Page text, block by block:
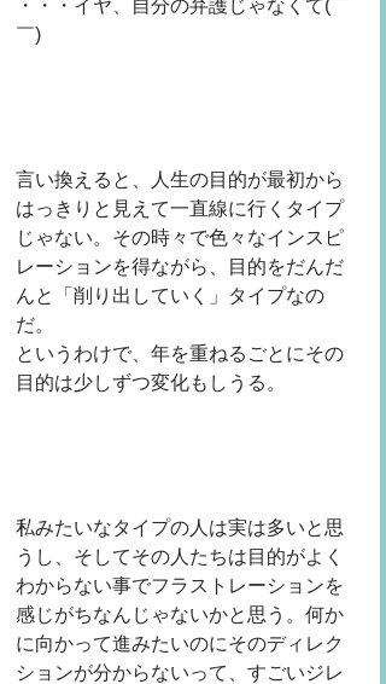
・・・イヤ、自分の弁護じゃなくて(￣
￣)
言い換えると、人生の目的が最初から
はっきりと見えて一直線に行くタイプ
じゃない。その時々で色々なインスピ
レーションを得ながら、目的をだんだ
んと「削り出していく」タイプなの
だ。
というわけで、年を重ねるごとにその
目的は少しずつ変化もしうる。
私みたいなタイプの人は実は多いと思
うし、そしてその人たちは目的がよく
わからない事でフラストレーションを
感じがちなんじゃないかと思う。何か
に向かって進みたいのにそのディレク
ションが分からないって、すごいジレ